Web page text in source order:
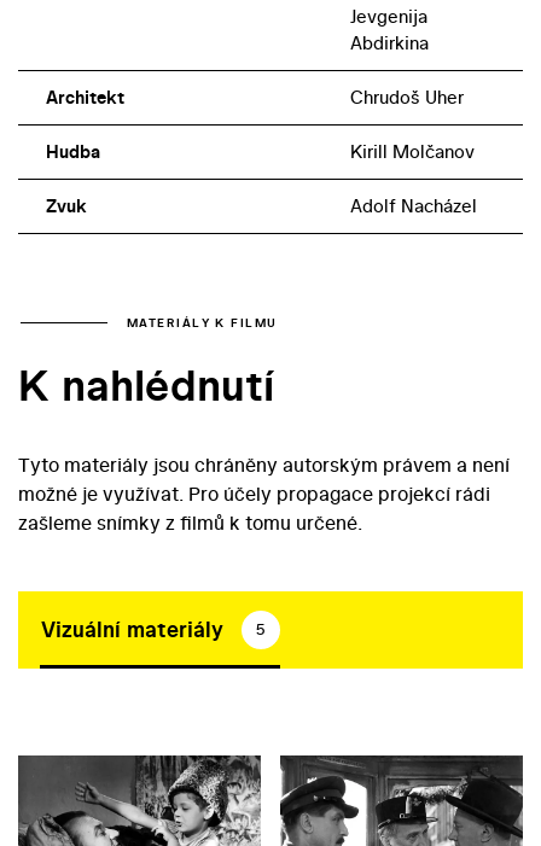
Jevgenija
Abdirkina
Architekt Chrudoš Uher
Hudba Kirill Molčanov
Zvuk Adolf Nacházel
MATERIÁLY K FILMU
K nahlédnutí
Tyto materiály jsou chráněny autorským právem a není
možné je využívat. Pro účely propagace projekcí rádi
zašleme snímky z filmů k tomu určené.
Vizuální materiály 5